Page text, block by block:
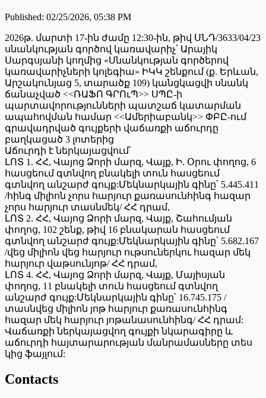
Published: 02/25/2026, 05:38 PM
2026թ. մարտի 17-ին ժամը 12:30-ին, թիվ ՍՆԴ/3633/04/23
սնանկության գործով կառավարիչ՝ Արայիկ
Սարգսյանի կողմից «Սնանկության գործերով
կառավարիչների կոլեգիա» ԻԿԿ շենքում (ք. Երևան,
Արշակունյաց 5, տարածք 109) կանցկացվի սնանկ
ճանաչված <<ՌԱՖՈ ԳՐՈւՊ>> ՍՊԸ-ի
պարտավորությունների պատշաճ կատարման
ապահովման համար <<Ամերիաբանկ>> ՓԲԸ-ում
գրավադրված գույքերի վաճառքի աճուրդը
բաղկացած 3 լոտերից
Աճուրդի է ներկայացվում՝
ԼՈՏ 1. ՀՀ, Վայոց Ձորի մարզ, Վայք, Ի. Օրու փողոց, 6
հասցեում գտնվող բնակելի տուն հասցեում
գտնվող անշարժ գույք:Մեկնարկային գինը՝ 5.445.411
/հինգ միլիոն չորս հարյուր քառասունհինգ հազար
չորս հարյուր տասնմեկ/ ՀՀ դրամ,
ԼՈՏ 2. ՀՀ, Վայոց Ձորի մարզ, Վայք, Շահումյան
փողոց, 102 շենք, թիվ 16 բնակարան հասցեում
գտնվող անշարժ գույք:Մեկնարկային գինը՝ 5.682.167
/վեց միլիոն վեց հարյուր ութսուներկու հազար մեկ
հարյուր վաթսունյոթ/ ՀՀ դրամ,
ԼՈՏ 4. ՀՀ, Վայոց Ձորի մարզ, Վայք, Մայիսյան
փողոց, 11 բնակելի տուն հասցեում գտնվող
անշարժ գույք:Մեկնարկային գինը՝ 16.745.175 /
տասնվեց միլիոն յոթ հարյուր քառասունհինգ
հազար մեկ հարյուր յոթանասունհինգ/ ՀՀ դրամ:
Վաճառքի ներկայացվող գույքի նկարագիրը և
աճուրդի հայտարարության մանրամասները տես
կից ֆայլում:
Contacts